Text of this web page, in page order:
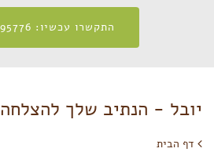
התקשרו עכשיו: 054-6195776
יובל - הנתיב שלך להצלחה
דף הבית